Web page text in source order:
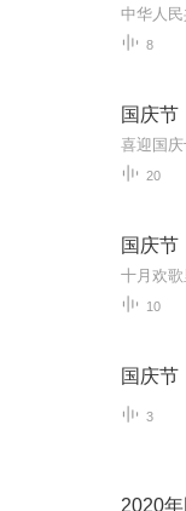
8
国庆节
20
国庆节
10
国庆节
3
2020